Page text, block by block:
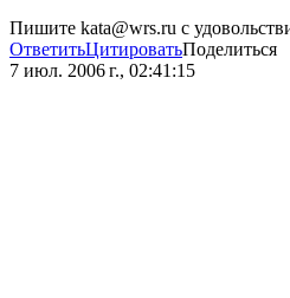
Пишите kata@wrs.ru с
ОтветитьЦитироватьПоделиться
7 июл. 2006 г., 02:41:15